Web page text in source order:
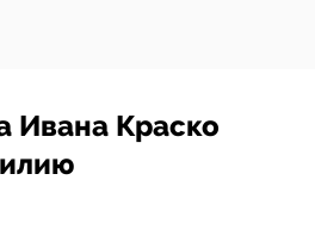
Ивана Краско